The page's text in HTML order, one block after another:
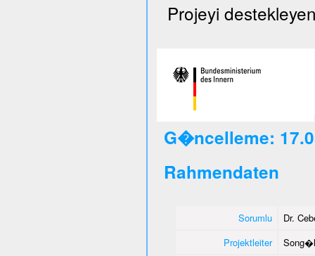
Projeyi
G�ncelleme:
Rahmendaten
Sorumlu
Dr.
Projektleiter